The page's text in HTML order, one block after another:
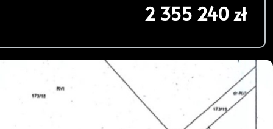
2 355 240 zł